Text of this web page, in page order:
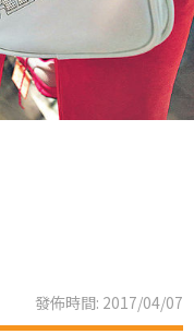
發佈時間: 2017/04/07